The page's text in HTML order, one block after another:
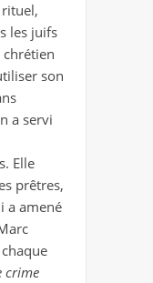
les juifs
son
a servi
Elle
prêtres,
a amené
crime